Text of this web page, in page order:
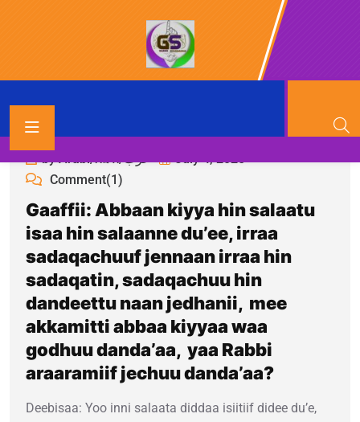
by Arabi/አረብ/عرب
July 4, 2025
Comment(1)
Gaaffii: Abbaan kiyya hin salaatu
isaa hin salaanne du’ee, irraa
sadaqachuuf jennaan irraa hin
sadaqatin, sadaqachuu hin
dandeettu naan jedhanii, mee
akkamitti abbaa kiyyaa waa
godhuu danda’aa, yaa Rabbi
araaramiif jechuu danda’aa?
Deebisaa: Yoo inni salaata diddaa isiitiif didee du’e,